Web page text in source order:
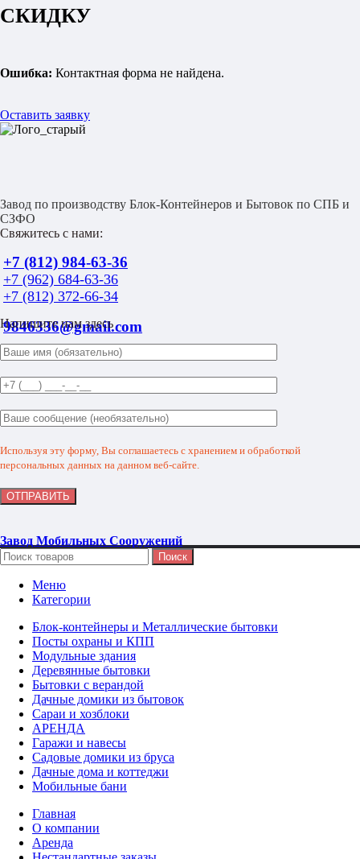
СКИДКУ
Ошибка: Контактная форма не найдена.
Оставить заявку
Завод по производству Блок-Контейнеров и Бытовок по СПБ и
СЗФО
Свяжитесь с нами:
+7 (812) 984-63-36
+7 (962) 684-63-36
+7 (812) 372-66-34
9846336@gmail.com
Напишите нам здесь
Используя эту форму, Вы соглашаетесь с хранением и обработкой
персональных данных на данном веб-сайте.
Завод Мобильных Сооружений
Поиск
Меню
Категории
Блок-контейнеры и Металлические бытовки
Посты охраны и КПП
Модульные здания
Деревянные бытовки
Бытовки с верандой
Дачные домики из бытовок
Сараи и хозблоки
АРЕНДА
Гаражи и навесы
Садовые домики из бруса
Дачные дома и коттеджи
Мобильные бани
Главная
О компании
Аренда